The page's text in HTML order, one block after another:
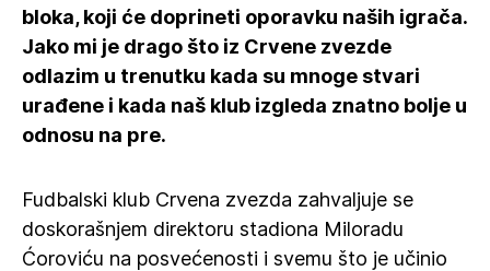
bloka, koji će doprineti oporavku naših igrača.
Jako mi je drago što iz Crvene zvezde
odlazim u trenutku kada su mnoge stvari
urađene i kada naš klub izgleda znatno bolje u
odnosu na pre.
Fudbalski klub Crvena zvezda zahvaljuje se
doskorašnjem direktoru stadiona Miloradu
Ćoroviću na posvećenosti i svemu što je učinio